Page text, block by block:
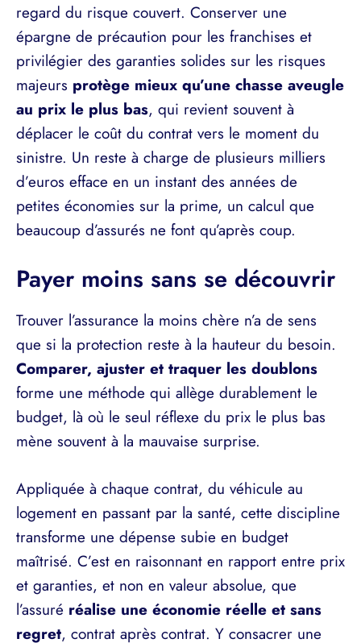
regard du risque couvert. Conserver une
épargne de précaution pour les franchises et
privilégier des garanties solides sur les risques
majeurs protège mieux qu’une chasse aveugle
au prix le plus bas, qui revient souvent à
déplacer le coût du contrat vers le moment du
sinistre. Un reste à charge de plusieurs milliers
d’euros efface en un instant des années de
petites économies sur la prime, un calcul que
beaucoup d’assurés ne font qu’après coup.
Payer moins sans se découvrir
Trouver l’assurance la moins chère n’a de sens
que si la protection reste à la hauteur du besoin.
Comparer, ajuster et traquer les doublons
forme une méthode qui allège durablement le
budget, là où le seul réflexe du prix le plus bas
mène souvent à la mauvaise surprise.
Appliquée à chaque contrat, du véhicule au
logement en passant par la santé, cette discipline
transforme une dépense subie en budget
maîtrisé. C’est en raisonnant en rapport entre prix
et garanties, et non en valeur absolue, que
l’assuré réalise une économie réelle et sans
regret, contrat après contrat. Y consacrer une